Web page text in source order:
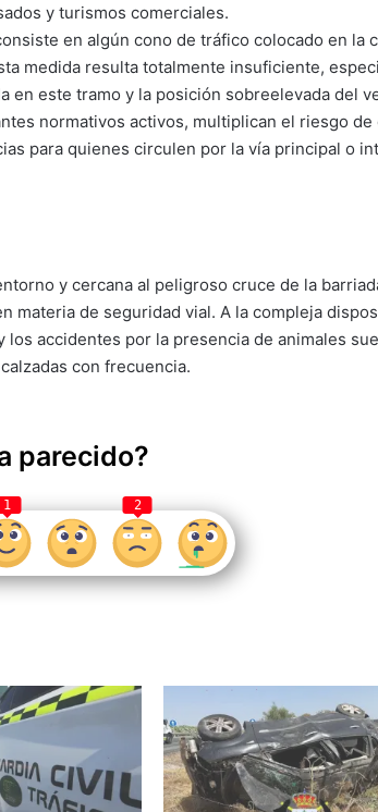
y turismos comerciales.
en algún cono de tráfico colocado en la
medida resulta totalmente insuficiente,
en este tramo y la posición sobreelevada del
normativos activos, multiplican el riesgo de
para quienes circulen por la vía principal o
y cercana al peligroso cruce de la
materia de seguridad vial. A la compleja
accidentes por la presencia de animales
con frecuencia.
parecido?
1 2